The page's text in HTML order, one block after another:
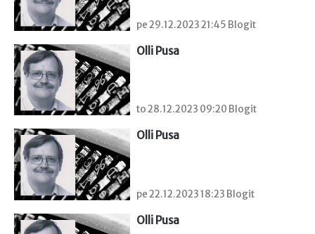
pe 29.12.2023 21:45 Blogit
Olli Pusa
to 28.12.2023 09:20 Blogit
Olli Pusa
pe 22.12.2023 18:23 Blogit
Olli Pusa